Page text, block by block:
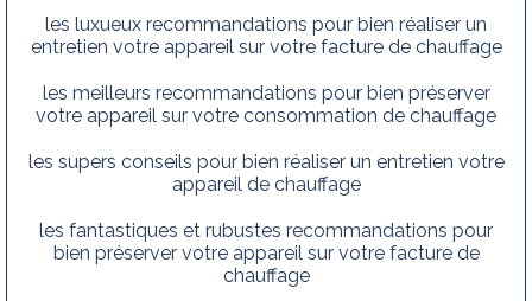
les luxueux recommandations pour bien réaliser un
entretien votre appareil sur votre facture de chauffage
les meilleurs recommandations pour bien préserver
votre appareil sur votre consommation de chauffage
les supers conseils pour bien réaliser un entretien votre
appareil de chauffage
les fantastiques et rubustes recommandations pour
bien préserver votre appareil sur votre facture de
chauffage